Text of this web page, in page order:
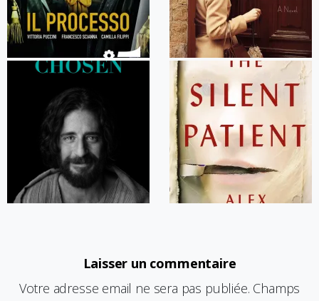
Laisser un commentaire
Votre adresse email ne sera pas publiée. Champs